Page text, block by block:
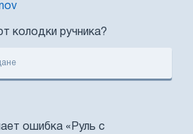
колодки ручника?
ошибка «Руль с